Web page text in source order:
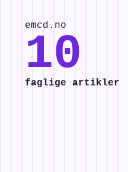
emcd.no
10
faglige artikler